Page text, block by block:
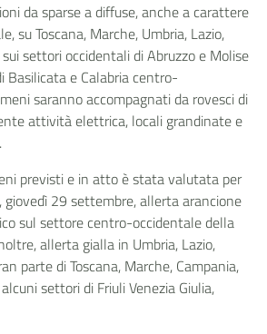
da sparse a diffuse, anche a carattere
su Toscana, Marche, Umbria, Lazio,
settori occidentali di Abruzzo e Molise
Basilicata e Calabria centro-
saranno accompagnati da rovesci di
attività elettrica, locali grandinate e
previsti e in atto è stata valutata per
giovedì 29 settembre, allerta arancione
sul settore centro-occidentale della
allerta gialla in Umbria, Lazio,
parte di Toscana, Marche, Campania,
settori di Friuli Venezia Giulia,